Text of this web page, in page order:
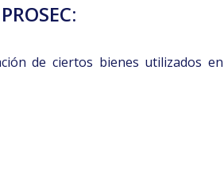
de ciertos bienes utilizados en